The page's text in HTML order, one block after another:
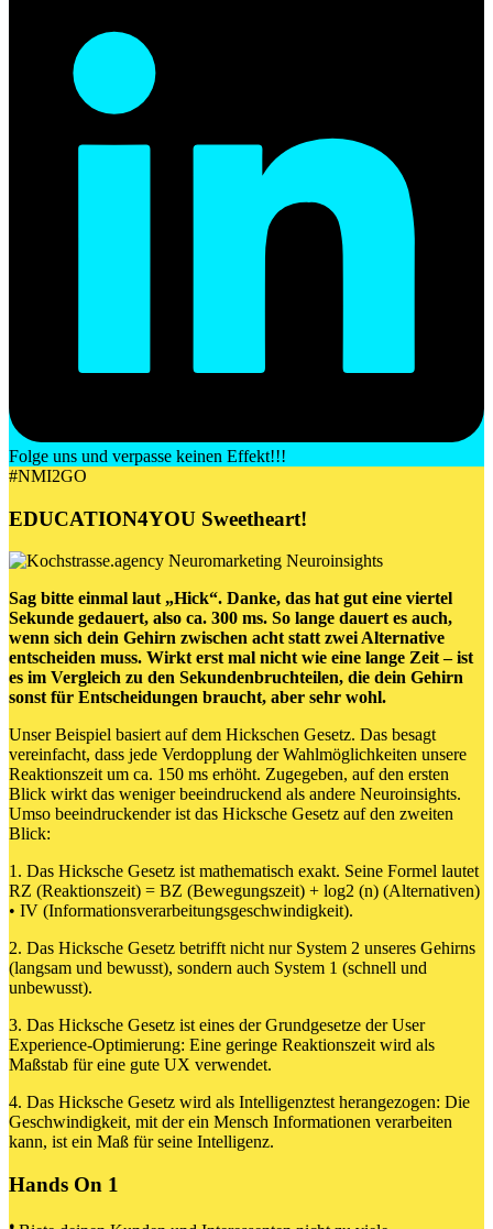
Folge uns und verpasse keinen Effekt!!!
#NMI2GO
EDUCATION4YOU Sweetheart!
Sag bitte einmal laut „Hick“. Danke, das hat gut eine viertel
Sekunde gedauert, also ca. 300 ms. So lange dauert es auch,
wenn sich dein Gehirn zwischen acht statt zwei Alternative
entscheiden muss. Wirkt erst mal nicht wie eine lange Zeit – ist
es im Vergleich zu den Sekundenbruchteilen, die dein Gehirn
sonst für Entscheidungen braucht, aber sehr wohl.
Unser Beispiel basiert auf dem Hickschen Gesetz. Das besagt
vereinfacht, dass jede Verdopplung der Wahlmöglichkeiten unsere
Reaktionszeit um ca. 150 ms erhöht. Zugegeben, auf den ersten
Blick wirkt das weniger beeindruckend als andere Neuroinsights.
Umso beeindruckender ist das Hicksche Gesetz auf den zweiten
Blick:
1. Das Hicksche Gesetz ist mathematisch exakt. Seine Formel lautet
RZ (Reaktionszeit) = BZ (Bewegungszeit) + log2 (n) (Alternativen)
• IV (Informationsverarbeitungsgeschwindigkeit).
2. Das Hicksche Gesetz betrifft nicht nur System 2 unseres Gehirns
(langsam und bewusst), sondern auch System 1 (schnell und
unbewusst).
3. Das Hicksche Gesetz ist eines der Grundgesetze der User
Experience-Optimierung: Eine geringe Reaktionszeit wird als
Maßstab für eine gute UX verwendet.
4. Das Hicksche Gesetz wird als Intelligenztest herangezogen: Die
Geschwindigkeit, mit der ein Mensch Informationen verarbeiten
kann, ist ein Maß für seine Intelligenz.
Hands On 1